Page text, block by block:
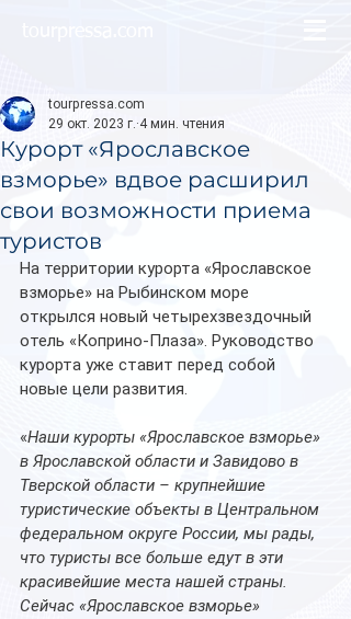
Курорт «Ярославское
взморье» вдвое расширил
свои возможности приема
туристов
tourpressa.com
29 окт. 2023 г. 4 мин. чтения
На территории курорта «Ярославское
взморье» на Рыбинском море
открылся новый четырехзвездочный
отель «Коприно-Плаза». Руководство
курорта уже ставит перед собой
новые цели развития.
«Наши курорты «Ярославское взморье»
в Ярославской области и Завидово в
Тверской области – крупнейшие
туристические объекты в Центральном
федеральном округе России, мы рады,
что туристы все больше едут в эти
красивейшие места нашей страны.
Сейчас «Ярославское взморье»